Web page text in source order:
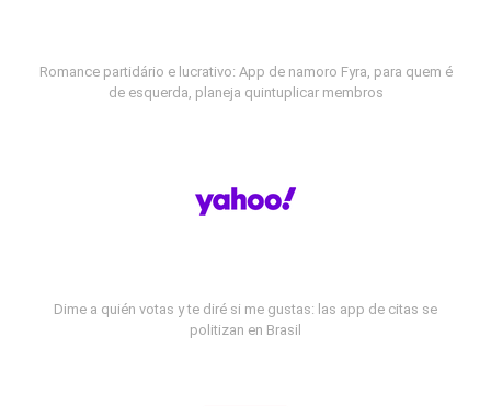
Romance partidário e lucrativo: App de namoro Fyra, para quem é
de esquerda, planeja quintuplicar membros
Dime a quién votas y te diré si me gustas: las app de citas se
politizan en Brasil